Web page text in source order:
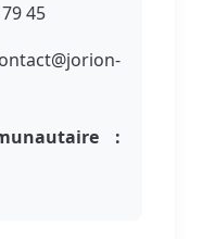
45
: